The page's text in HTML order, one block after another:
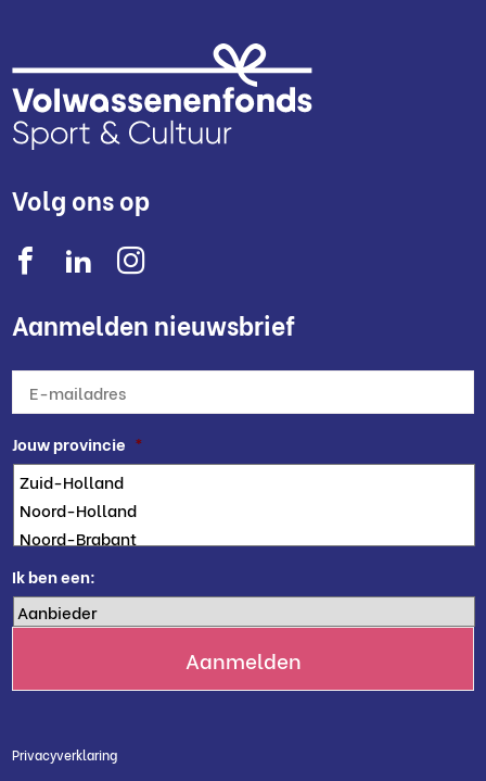
Volg ons op
Aanmelden nieuwsbrief
mailadres *
Jouw provincie *
Ik ben een:
Privacyverklaring